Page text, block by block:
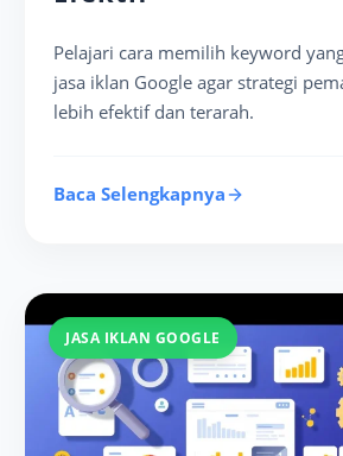
Pelajari cara memilih keyword
jasa iklan Google agar strategi
lebih efektif dan terarah.
Baca Selengkapnya
JASA IKLAN GOOGLE